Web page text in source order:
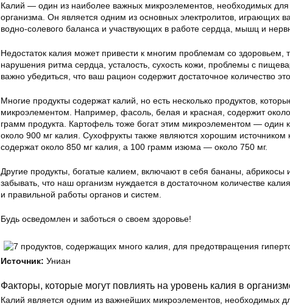
Калий — один из наиболее важных микроэлементов, необходимых
организма. Он является одним из основных электролитов, играющих
водно-солевого баланса и участвующих в работе сердца, мышц и
Недостаток калия может привести к многим проблемам со здоровьем,
нарушения ритма сердца, усталость, сухость кожи, проблемы с
важно убедиться, что ваш рацион содержит достаточное количество
Многие продукты содержат калий, но есть несколько продуктов,
микроэлементом. Например, фасоль, белая и красная, содержит
грамм продукта. Картофель тоже богат этим микроэлементом — один
около 900 мг калия. Сухофрукты также являются хорошим источником
содержат около 850 мг калия, а 100 грамм изюма — около 750 мг.
Другие продукты, богатые калием, включают в себя бананы, абрикосы
забывать, что наш организм нуждается в достаточном количестве
и правильной работы органов и систем.
Будь осведомлен и заботься о своем здоровье!
Источник: Униан
Факторы, которые могут повлиять на уровень калия в
Калий является одним из важнейших микроэлементов, необходимых